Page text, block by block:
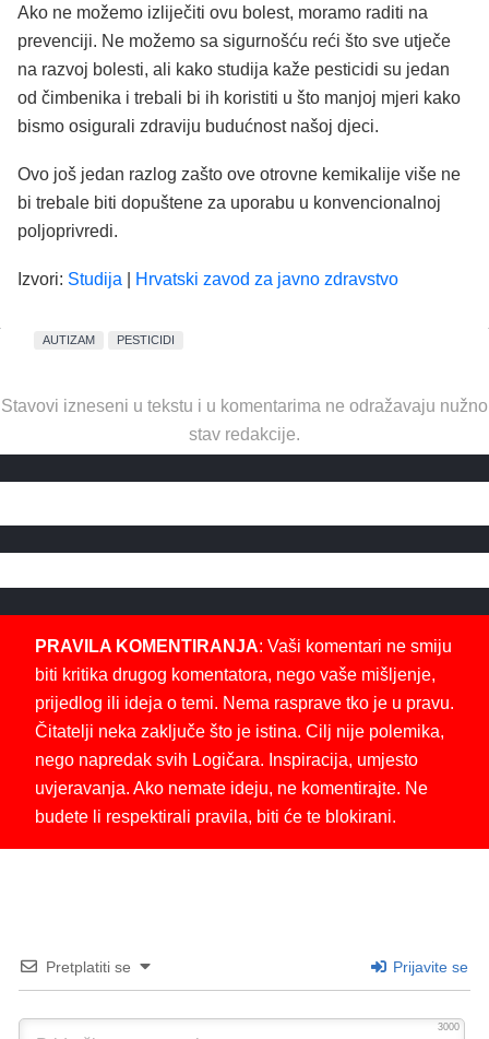
Ako ne možemo izliječiti ovu bolest, moramo raditi na
prevenciji. Ne možemo sa sigurnošću reći što sve utječe
na razvoj bolesti, ali kako studija kaže pesticidi su jedan
od čimbenika i trebali bi ih koristiti u što manjoj mjeri kako
bismo osigurali zdraviju budućnost našoj djeci.
Ovo još jedan razlog zašto ove otrovne kemikalije više ne
bi trebale biti dopuštene za uporabu u konvencionalnoj
poljoprivredi.
Izvori: Studija Hrvatski zavod za javno zdravstvo
AUTIZAM PESTICIDI
Stavovi izneseni u tekstu i u komentarima ne odražavaju nužno
stav redakcije.
PRAVILA KOMENTIRANJA: Vaši komentari ne smiju
biti kritika drugog komentatora, nego vaše mišljenje,
prijedlog ili ideja o temi. Nema rasprave tko je u pravu.
Čitatelji neka zaključe što je istina. Cilj nije polemika,
nego napredak svih Logičara. Inspiracija, umjesto
uvjeravanja. Ako nemate ideju, ne komentirajte. Ne
budete li respektirali pravila, biti će te blokirani.
Pretplatiti se Prijavite se
3000